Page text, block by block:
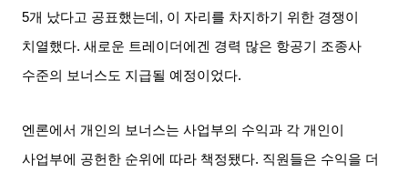
5개 났다고 공표했는데 , 이 자리를 차지하기 위한 경쟁이
치열했다.새로운 트레이더에겐 경력 많은 항공기 조종사
수준의 보너스도 지급될 예정이었다.
엔론에서 개인의 보너스는 사업부의 수익과 각 개인이
사업부에 공헌한 순위에 따라 책정됐다. 직원들은 수익을 더